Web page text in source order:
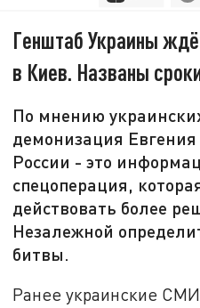
Генштаб Украины
в Киев. Названы
По мнению
демонизация
России - это
спецоперация,
действовать более
Незалежной
битвы.
Ранее украинские